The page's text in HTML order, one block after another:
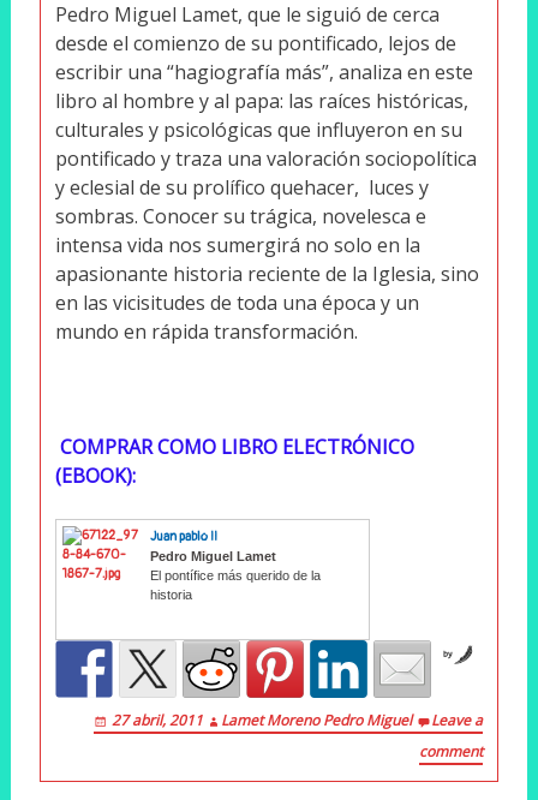
Pedro Miguel Lamet, que le siguió de cerca
desde el comienzo de su pontificado, lejos de
escribir una “hagiografía más”, analiza en este
libro al hombre y al papa: las raíces históricas,
culturales y psicológicas que influyeron en su
pontificado y traza una valoración sociopolítica
y eclesial de su prolífico quehacer, luces y
sombras. Conocer su trágica, novelesca e
intensa vida nos sumergirá no solo en la
apasionante historia reciente de la Iglesia, sino
en las vicisitudes de toda una época y un
mundo en rápida transformación.
COMPRAR COMO LIBRO ELECTRÓNICO
(EBOOK):
Juan pablo II
Pedro Miguel Lamet
El pontífice más querido de la
historia
by
27 abril, 2011 Lamet Moreno Pedro Miguel
Leave a
comment